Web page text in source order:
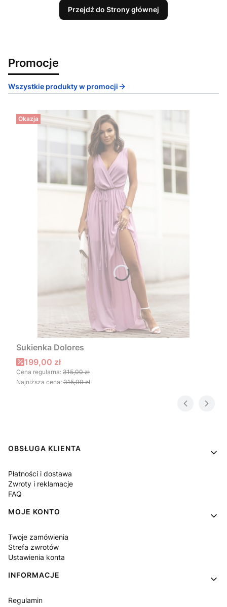
Przejdź do Strony głównej
Promocje
Wszystkie produkty w promocji
Okazja
Sukienka Dolores
Cena promocyjna
199,00 zł
Cena regularna: 315,00 zł
Najniższa cena: 315,00 zł
Linki w stopce
OBSŁUGA KLIENTA
Płatności i dostawa
Zwroty i reklamacje
FAQ
MOJE KONTO
Twoje zamówienia
Strefa zwrotów
Ustawienia konta
INFORMACJE
Regulamin